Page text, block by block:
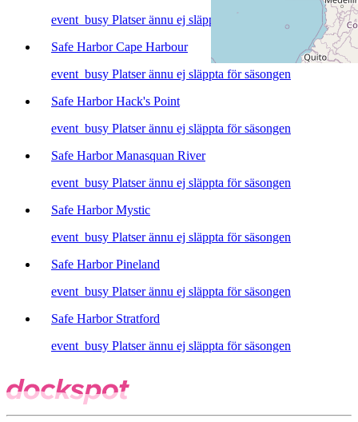
event_busy Platser ännu ej släppta för säsongen
Safe Harbor Cape Harbour
event_busy Platser ännu ej släppta för säsongen
Safe Harbor Hack's Point
event_busy Platser ännu ej släppta för säsongen
Safe Harbor Manasquan River
event_busy Platser ännu ej släppta för säsongen
Safe Harbor Mystic
event_busy Platser ännu ej släppta för säsongen
Safe Harbor Pineland
event_busy Platser ännu ej släppta för säsongen
Safe Harbor Stratford
event_busy Platser ännu ej släppta för säsongen